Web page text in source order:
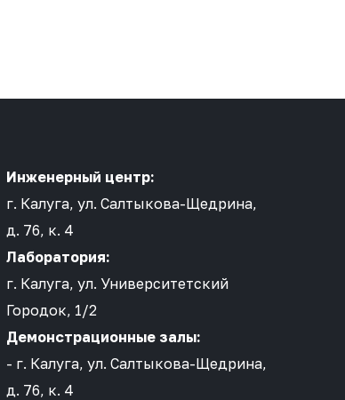
Инженерный центр:
г. Калуга, ул. Салтыкова-Щедрина,
д. 76, к. 4
Лаборатория:
г. Калуга, ул. Университетский
Городок, 1/2
Демонстрационные залы:
- г. Калуга, ул. Салтыкова-Щедрина,
д. 76, к. 4